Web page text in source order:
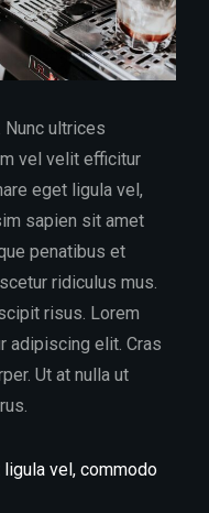
ultrices
vel velit efficitur
eget ligula vel,
sapien sit amet
penatibus et
ridiculus mus.
risus. Lorem
adipiscing elit. Cras
Ut at nulla ut
ligula vel, commodo